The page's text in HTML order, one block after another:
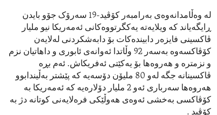
لە وەڵامدانەوەی بەرامبەر کۆڤید-19 سەرۆک جۆو بایدن
ڕایگەیاند کە ویلایەتە یەکگرتووەکانی ئەمەریکا نیو ملیار
ڤاکسینی فایزەر دابیندەکات بۆ دابەشکردنی لەلایەن
کۆڤاکسەوە بەسەر 92 وڵاتدا ئەوانەی ئابوری و داهاتیان نزم
و نزمترە و هەروەها بۆ یەکێتی ئەفریکاش. ئەم بڕە
ڤاکسینانە جگە لەو 80 ملیۆن دۆسەیە کە پێشتر بەڵیندابوو
هەروەها سەرباری ئەو 2 ملیار دۆلارەیە کە ئەمەریکا بە
کۆڤاکسی بەخشی ئەوەی هەوڵێکی فرەلایەنی کوتانە دژ بە
کۆڤید .